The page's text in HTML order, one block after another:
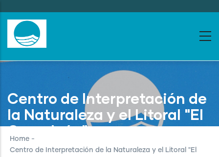
to
main
content
Centro de Interpretación de
la Naturaleza y el Litoral "El
Camaleón"
Home -
Centro de Interpretación de la Naturaleza y el Litoral "El